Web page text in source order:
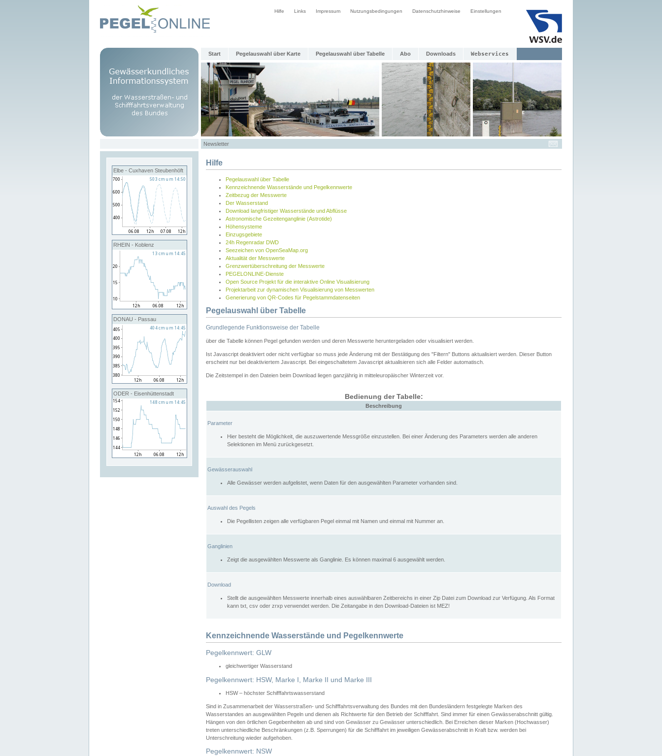
Hilfe Links Impressum Nutzungsbedingungen Datenschutzhinweise Einstellungen
Start Pegelauswahl über Karte Pegelauswahl über Tabelle Abo Downloads Webservices
Newsletter
Elbe - Cuxhaven Steubenhöft
RHEIN - Koblenz
DONAU - Passau
ODER - Eisenhüttenstadt
Hilfe
Pegelauswahl über Tabelle
Kennzeichnende Wasserstände und Pegelkennwerte
Zeitbezug der Messwerte
Der Wasserstand
Download langfristiger Wasserstände und Abflüsse
Astronomische Gezeitenganglinie (Astrotide)
Höhensysteme
Einzugsgebiete
24h Regenradar DWD
Seezeichen von OpenSeaMap.org
Aktualität der Messwerte
Grenzwertüberschreitung der Messwerte
PEGELONLINE-Dienste
Open Source Projekt für die interaktive Online Visualisierung
Projektarbeit zur dynamischen Visualisierung von Messwerten
Generierung von QR-Codes für Pegelstammdatenseiten
Pegelauswahl über Tabelle
Grundlegende Funktionsweise der Tabelle
über die Tabelle können Pegel gefunden werden und deren Messwerte heruntergeladen oder visualisiert werden.
Ist Javascript deaktiviert oder nicht verfügbar so muss jede Änderung mit der Bestätigung des "Filtern" Buttons aktualisiert werden. Dieser Button
erscheint nur bei deaktiviertem Javascript. Bei eingeschaltetem Javascript aktualisieren sich alle Felder automatisch.
Die Zeitstempel in den Dateien beim Download liegen ganzjährig in mitteleuropäischer Winterzeit vor.
Bedienung der Tabelle:
Beschreibung
Parameter
Hier besteht die Möglichkeit, die auszuwertende Messgröße einzustellen. Bei einer Änderung des Parameters werden alle anderen
Selektionen im Menü zurückgesetzt.
Gewässerauswahl
Alle Gewässer werden aufgelistet, wenn Daten für den ausgewählten Parameter vorhanden sind.
Auswahl des Pegels
Die Pegellisten zeigen alle verfügbaren Pegel einmal mit Namen und einmal mit Nummer an.
Ganglinien
Zeigt die ausgewählten Messwerte als Ganglinie. Es können maximal 6 ausgewählt werden.
Download
Stellt die ausgewählten Messwerte innerhalb eines auswählbaren Zeitbereichs in einer Zip Datei zum Download zur Verfügung. Als Format
kann txt, csv oder zrxp verwendet werden. Die Zeitangabe in den Download-Dateien ist MEZ!
Kennzeichnende Wasserstände und Pegelkennwerte
Pegelkennwert: GLW
gleichwertiger Wasserstand
Pegelkennwert: HSW, Marke I, Marke II und Marke III
HSW – höchster Schifffahrtswasserstand
Sind in Zusammenarbeit der Wasserstraßen- und Schifffahrtsverwaltung des Bundes mit den Bundesländern festgelegte Marken des
Wasserstandes an ausgewählten Pegeln und dienen als Richtwerte für den Betrieb der Schifffahrt. Sind immer für einen Gewässerabschnitt gültig.
Hängen von den örtlichen Gegebenheiten ab und sind von Gewässer zu Gewässer unterschiedlich. Bei Erreichen dieser Marken (Hochwasser)
treten unterschiedliche Beschränkungen (z.B. Sperrungen) für die Schifffahrt im jeweiligen Gewässerabschnitt in Kraft bzw. werden bei
Unterschreitung wieder aufgehoben.
Pegelkennwert: NSW